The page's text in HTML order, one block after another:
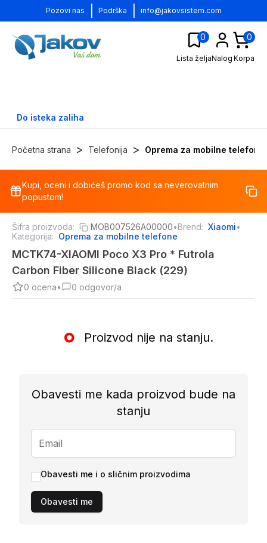
Pozovi nas Podrška info@jakovsistem.com
0
Lista željaNalog
0
Korpa
Do isteka zaliha
Početna strana > Telefonija > Oprema za mobilne telefone
%
Kupi, oceni i dobićeš promo kod sa neverovatnim
popustom!
Šifra proizvoda: MOB007526A00000•Brend: Xiaomi•
Kategorija: Oprema za mobilne telefone
MCTK74-XIAOMI Poco X3 Pro * Futrola
Carbon Fiber Silicone Black (229)
0 ocena• 0 odgovor/a
Proizvod nije na stanju.
Obavesti me kada proizvod bude na
stanju
Obavesti me i o sličnim proizvodima
Obavesti me